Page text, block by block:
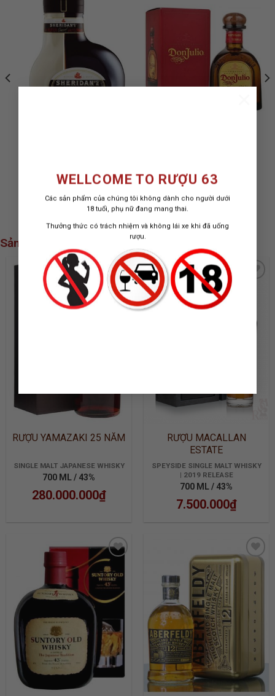
WELLCOME TO RƯỢU 63
Các sản phẩm của chúng tôi không dành cho người dưới
18 tuổi, phụ nữ đang mang thai.
Thưởng thức có trách nhiệm và không lái xe khi đã uống
rượu.
WISHLIST
650.000₫
ADD TO
WISHLIST
DON JULIO TEQUILA
750 ML / 38%
1.900.000₫
Sản phẩm xem nhiều nhất
RƯỢU YAMAZAKI 25 NĂM
SINGLE MALT JAPANESE WHISKY
700 ML / 43%
280.000.000₫
RƯỢU MACALLAN
ESTATE
SPEYSIDE SINGLE MALT WHISKY
| 2019 RELEASE
700 ML / 43%
7.500.000₫
ADD TO
WISHLIST
ADD TO
WISHLIST